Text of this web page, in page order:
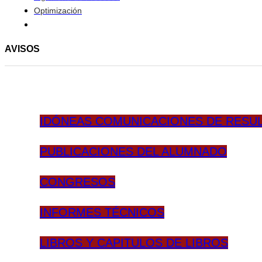
Optimización
AVISOS
IDÓNEAS COMUNICACIONES DE
PUBLICACIONES DEL ALUMNADO
CONGRESOS
INFORMES TÉCNICOS
LIBROS Y CAPITULOS DE LIBROS